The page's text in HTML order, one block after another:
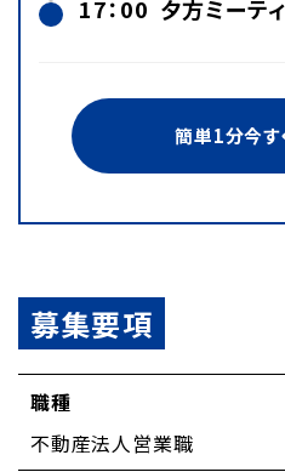
17：00 夕方ミーテ
簡単1分今す
募集要項
職種
不動産法人営業職